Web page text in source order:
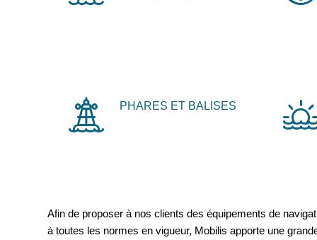
PHARES ET BALISES
Afin de proposer à nos clients des équipements de
à toutes les normes en vigueur, Mobilis apporte une